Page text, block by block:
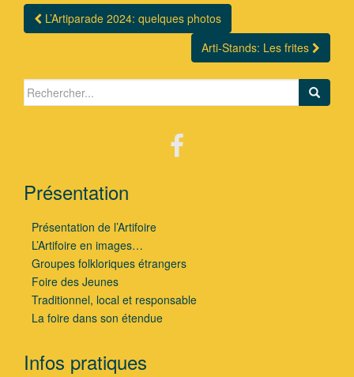
Navigation Article
L’Artiparade 2024: quelques photos
Arti-Stands: Les frites
Search for:
Présentation
Présentation de l’Artifoire
L’Artifoire en images…
Groupes folkloriques étrangers
Foire des Jeunes
Traditionnel, local et responsable
La foire dans son étendue
Infos pratiques